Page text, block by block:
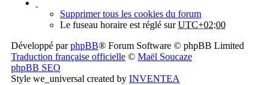
Supprimer tous les cookies du forum
Le fuseau horaire est réglé surUTC+02:00
Développé parphpBB® Forum Software © phpBB Limited
Traduction française officielle © Maël Soucaze
phpBB SEO
Style we_universal created by INVENTEA